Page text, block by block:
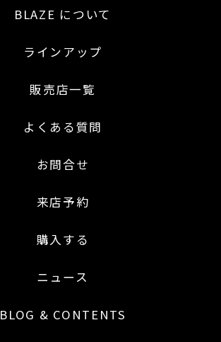
BLAZE について
ラインアップ
販売店一覧
よくある質問
お問合せ
来店予約
購入する
ニュース
BLOG & CONTENTS